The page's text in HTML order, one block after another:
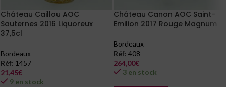
Château Caillou AOC
Sauternes 2016 Liquoreux
37,5cl
Bordeaux
Réf: 1457
21,45€
9 en stock
Château Canon AOC Saint-
Emilion 2017 Rouge Magnum
Bordeaux
Réf: 408
264,00€
3 en stock